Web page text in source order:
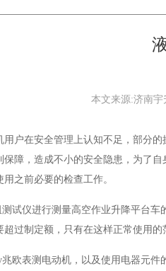
本文来源:济南
用户在安全管理上认知不足，部分
保障，造成不小的安全隐患，为了
之前必要的检查工作。
试仪进行测量高空作业升降平台
超过制定额，只有在这样正常使用
兆欧表测电动机，以及使用电器元